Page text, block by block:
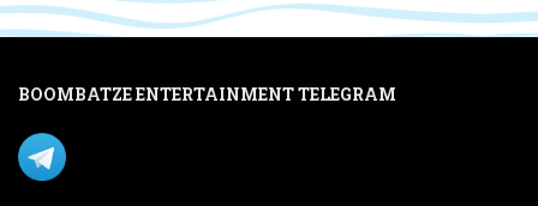
BOOMBATZE ENTERTAINMENT TELEGRAM